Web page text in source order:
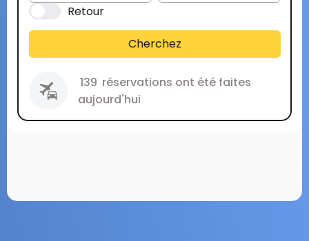
Retour
Cherchez
139 réservations ont été faites
aujourd'hui